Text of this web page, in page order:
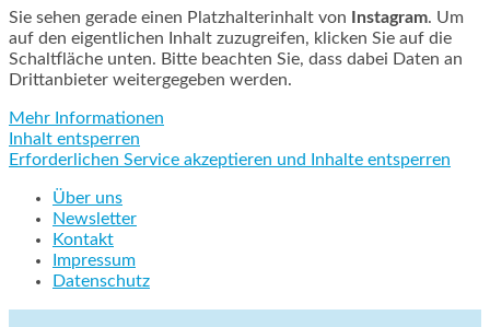
Sie sehen gerade einen Platzhalterinhalt von Instagram. Um
auf den eigentlichen Inhalt zuzugreifen, klicken Sie auf die
Schaltfläche unten. Bitte beachten Sie, dass dabei Daten an
Drittanbieter weitergegeben werden.
Mehr Informationen
Inhalt entsperren
Erforderlichen Service akzeptieren und Inhalte entsperren
Über uns
Newsletter
Kontakt
Impressum
Datenschutz